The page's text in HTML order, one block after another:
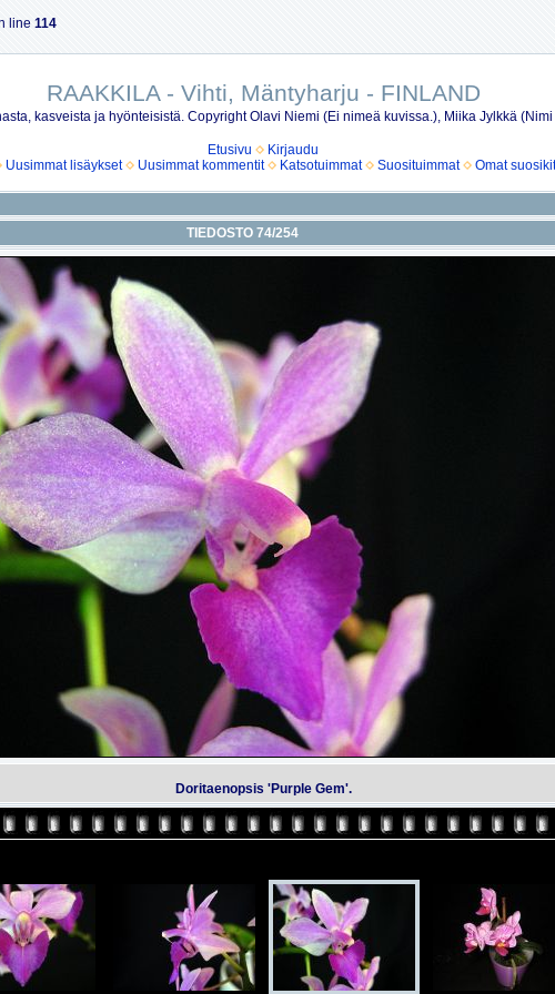
line 114
RAAKKILA - Vihti, Mäntyharju - FINLAND
kasveista ja hyönteisistä. Copyright Olavi Niemi (Ei nimeä kuvissa.), Miika Jylkkä
Etusivu
Kirjaudu
Uusimmat lisäykset Uusimmat kommentit Katsotuimmat Suosituimmat Omat suosikit
TIEDOSTO 74/254
Doritaenopsis 'Purple Gem'.